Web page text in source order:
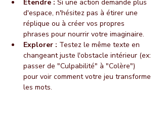
Étendre : Si une action demande plus
d'espace, n'hésitez pas à étirer une
réplique ou à créer vos propres
phrases pour nourrir votre imaginaire.
Explorer : Testez le même texte en
changeant juste l'obstacle intérieur (ex:
passer de "Culpabilité" à "Colère")
pour voir comment votre jeu transforme
les mots.